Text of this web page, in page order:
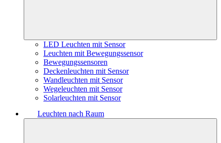
LED Leuchten mit Sensor
Leuchten mit Bewegungssensor
Bewegungssensoren
Deckenleuchten mit Sensor
Wandleuchten mit Sensor
Wegeleuchten mit Sensor
Solarleuchten mit Sensor
Leuchten nach Raum